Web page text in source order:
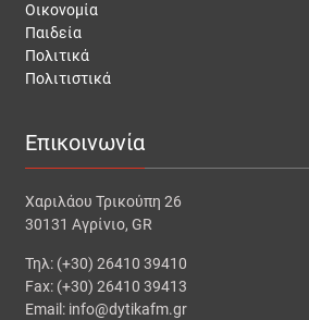
Οικονομία
Παιδεία
Πολιτικά
Πολιτιστικά
Επικοινωνία
Χαριλάου Τρικούπη 26
30131 Αγρίνιο, GR
Τηλ: (+30) 26410 39410
Fax: (+30) 26410 39413
Email: info@dytikafm.gr